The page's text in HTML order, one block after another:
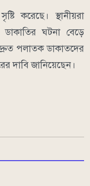
করেছে। স্থানীয়রা
ঘটনা বেড়ে
দ্রুত পলাতক ডাকাতদের
দাবি জানিয়েছেন।